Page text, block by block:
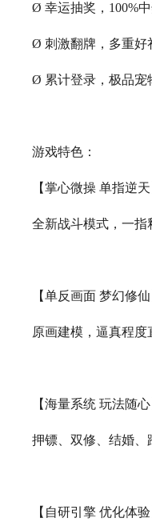
Ø 幸运抽奖，100%
Ø 刺激翻牌，多重好
Ø 累计登录，极品宠
游戏特色：
【掌心微操 单指逆天
全新战斗模式，一
【单反画面 梦幻修仙
原画建模，逼真程
【海量系统 玩法随心
押镖、双修、结婚
【自研引擎 优化体验